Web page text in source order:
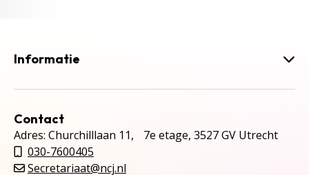
Informatie
Contact
Adres: Churchilllaan 11, 7e etage, 3527 GV Utrecht
030-7600405
Secretariaat@ncj.nl